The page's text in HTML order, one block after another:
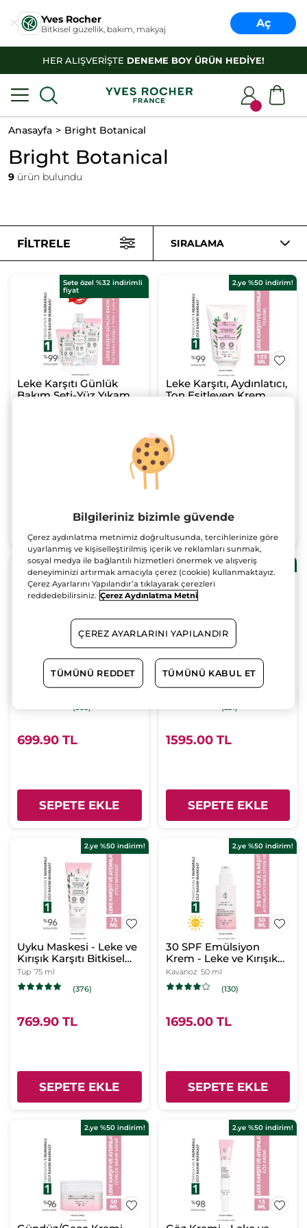
Yves Rocher
Bitkisel güzellik, bakım, makyaj Aç
HER ALIŞVERİŞTE DENEME BOY ÜRÜN HEDİYE!
Anasayfa Bright Botanical
Bright Botanical
9 ürün bulundu
FILTRELE SIRALAMA
Sete özel %32 indirimli
fiyat
Leke Karşıtı Günlük
Bakım Seti-Yüz Yıkama
SEPETE EKLE
2.ye %50 indirim!
Leke Karşıtı, Aydınlatıcı,
Ton Eşitleyen Krem
769.90 TL
SEPETE EKLE
2.ye %50 indirim!
Yüz Yıkama Köpüğü -
Leke ve Kırışık Karşıtı
Bitkisel Kompleks
125 ml
(385)
699.90 TL
SEPETE EKLE
2.ye %50 indirim!
Cilt Serumu - Leke ve
Kırışık Karşıtı Bitkisel
Kompleks Bakım /
Pompalı Şişe 30 ml
(231)
1595.00 TL
SEPETE EKLE
2.ye %50 indirim!
Uyku Maskesi - Leke ve
Kırışık Karşıtı Bitkisel
Kompleks Bakım /
Bright Botanical
Tüp 75 ml
(376)
769.90 TL
SEPETE EKLE
2.ye %50 indirim!
30 SPF Emülsiyon
Krem - Leke ve Kırışık
Karşıtı Bitkisel
Kompleks Bakım /
Bright Botanical
Kavanoz 50 ml
(130)
1695.00 TL
SEPETE EKLE
2.ye %50 indirim! 2.ye %50 indirim!
Bilgileriniz bizimle güvende
Çerez aydınlatma metnimiz doğrultusunda, tercihlerinize göre
uyarlanmış ve kişiselleştirilmiş içerik ve reklamları sunmak,
sosyal medya ile bağlantılı hizmetleri önermek ve alışveriş
deneyiminizi artırmak amacıyla çerez (cookie) kullanmaktayız.
Çerez Ayarlarını Yapılandır’a tıklayarak çerezleri
reddedebilirsiniz. Çerez Aydınlatma Metni
ÇEREZ AYARLARINI YAPILANDIR
TÜMÜNÜ REDDET TÜMÜNÜ KABUL ET